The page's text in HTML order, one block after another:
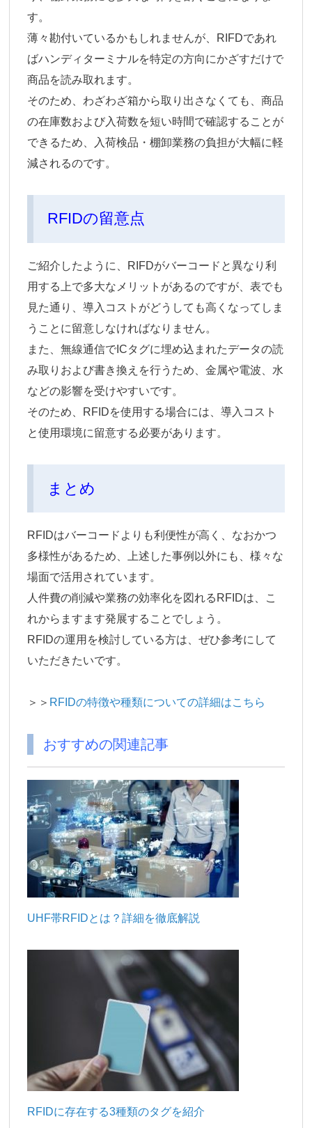
す。
薄々勘付いているかもしれませんが、RIFDであれ
ばハンディターミナルを特定の方向にかざすだけで
商品を読み取れます。
そのため、わざわざ箱から取り出さなくても、商品
の在庫数および入荷数を短い時間で確認することが
できるため、入荷検品・棚卸業務の負担が大幅に軽
減されるのです。
RFIDの留意点
ご紹介したように、RIFDがバーコードと異なり利
用する上で多大なメリットがあるのですが、表でも
見た通り、導入コストがどうしても高くなってしま
うことに留意しなければなりません。
また、無線通信でICタグに埋め込まれたデータの読
み取りおよび書き換えを行うため、金属や電波、水
などの影響を受けやすいです。
そのため、RFIDを使用する場合には、導入コスト
と使用環境に留意する必要があります。
まとめ
RFIDはバーコードよりも利便性が高く、なおかつ
多様性があるため、上述した事例以外にも、様々な
場面で活用されています。
人件費の削減や業務の効率化を図れるRFIDは、こ
れからますます発展することでしょう。
RFIDの運用を検討している方は、ぜひ参考にして
いただきたいです。
＞＞ RFIDの特徴や種類についての詳細はこちら
おすすめの関連記事
UHF帯RFIDとは？詳細を徹底解説
RFIDに存在する3種類のタグを紹介